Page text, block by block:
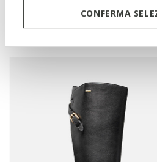
CONFERMA
Das könnte
gefallen: